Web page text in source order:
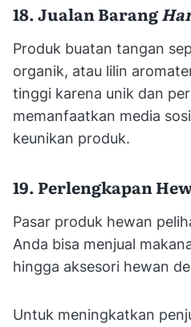
18. Jualan Barang
Produk buatan tangan
organik, atau lilin
tinggi karena unik dan
memanfaatkan media
keunikan produk.
19. Perlengkapan
Pasar produk hewan
Anda bisa menjual
hingga aksesori hewan
Untuk meningkatkan